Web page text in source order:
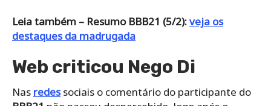
Leia também – Resumo BBB21 (5/2):veja os
destaques da madrugada
Web criticou Nego Di
Nas redessociais o comentário do participante do